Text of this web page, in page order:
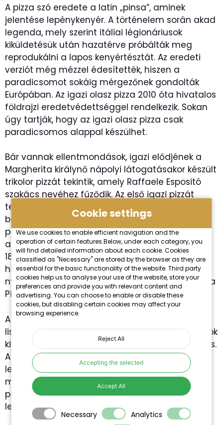
Cookie settings
We use cookies to enable efficient navigation and the
operation of certain features.Below, under each category, you
will find detailed information about each cookie. Cookies
classified as "Necessary" are stored by the browser as they are
essential for the basic functionality of the website. Third party
cookies help us to analyse your use of the website, store your
preferences and provide you with relevant content and
advertising. You can choose to enable or disable these
cookies, but disabling certain cookies may affect your
browsing experience.
Reject All
Accepting the selected
Accept All
Necessary
Analytics
A pizza szó eredete a latin „pinsa”, aminek
jelentése lepénykenyér. A történelem során akad
legenda, mely szerint itáliai légionáriusok
kiküldetésük után hazatérve próbálták meg
reprodukálni a lapos kenyértésztát. Az eredeti
verziót még mézzel édesítették, hiszen a
paradicsomot sokáig mérgezőnek gondolták
Európában. Az igazi olasz pizza 2010 óta hivatalos
földrajzi eredetvédettséggel rendelkezik. Sokan
úgy tartják, hogy az igazi olasz pizza csak
paradicsomos alappal készülhet.
Bár vannak ellentmondások, igazi elődjének a
Margherita királynő nápolyi látogatásakor készült
trikolor pizzát tekintik, amely Raffaele Espositó
szakács nevéhez fűződik. Az első igazi pizzát
tehát az olasz nemzeti színek ihlették. A
bazsalikom (zöld), mozzarella (fehér) és
paradicsom (piros) ma is meghatározó
alapanyagai az igazi olasz pizzának. Egészen
1830-ig a pizza igazi street foodnak számított,
hiszen utcai standokon árulták, majd ezután
nyitott meg az első eredeti pizzéria Nápolyban, a
Pizzeria Port’Alba.
A tésztához nem kellenek speciális összetevők –
liszt, élesztő,olívaolaj, só, víz-, de az alapanyagok
kiváló minősége minden esetben nagyon fontos.
A liszt legyen extra finom és puha, az olívaolaj
lehetőleg az olasz Gaetából származzon, a
mozzarella eredeti bivalysajtból legyen stb. A
paradicsom pedig San Marzano paradicsom
legyen.